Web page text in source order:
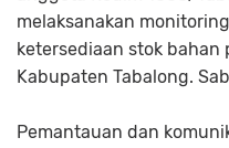
melaksanakan
ketersediaan stok bahan
Kabupaten Tabalong.
Pemantauan dan